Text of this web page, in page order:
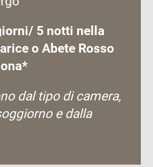
5 notti nella
o Abete Rosso
dal tipo di camera,
e dalla